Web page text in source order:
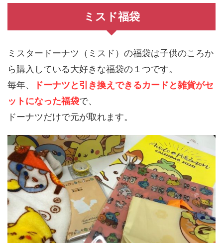
ミスド福袋
ミスタードーナツ（ミスド）の福袋は子供のころか
ら購入している大好きな福袋の１つです。
毎年、
ドーナツと引き換えできるカードと雑貨がセ
ットになった福袋で、
ドーナツだけで元が取れます。